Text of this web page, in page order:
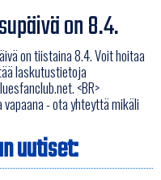
on 8.4.
on tiistaina 8.4. Voit hoitaa
laskutustietoja
<BR>
vapaana - ota yhteyttä mikäli
uutiset: